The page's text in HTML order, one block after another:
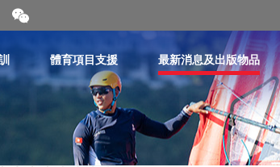
開
合
二
維
體育項目支援 最新消息及出版物品